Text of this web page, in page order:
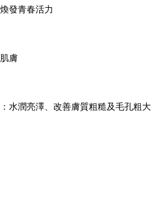
發青春活力
膚
水潤亮澤、改善膚質粗糙及毛孔粗大